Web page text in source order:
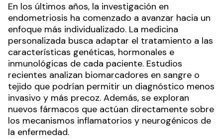
En los últimos años, la investigación en
endometriosis ha comenzado a avanzar hacia un
enfoque más individualizado. La medicina
personalizada busca adaptar el tratamiento a las
características genéticas, hormonales e
inmunológicas de cada paciente. Estudios
recientes analizan biomarcadores en sangre o
tejido que podrían permitir un diagnóstico menos
invasivo y más precoz. Además, se exploran
nuevos fármacos que actúan directamente sobre
los mecanismos inflamatorios y neurogénicos de
la enfermedad.